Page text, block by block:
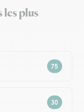
les plus